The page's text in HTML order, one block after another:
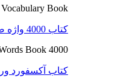
Book
کتاب 4000 واژه ضروری
4000 Essential English Words Book
کتاب آکسفورد